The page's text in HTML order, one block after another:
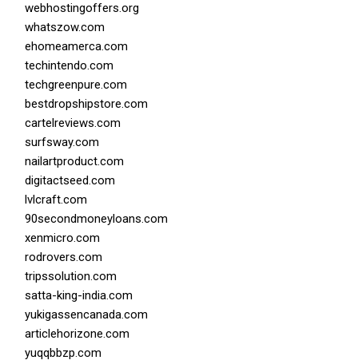
webhostingoffers.org
whatszow.com
ehomeamerca.com
techintendo.com
techgreenpure.com
bestdropshipstore.com
cartelreviews.com
surfsway.com
nailartproduct.com
digitactseed.com
lvlcraft.com
90secondmoneyloans.com
xenmicro.com
rodrovers.com
tripssolution.com
satta-king-india.com
yukigassencanada.com
articlehorizone.com
yuqqbbzp.com